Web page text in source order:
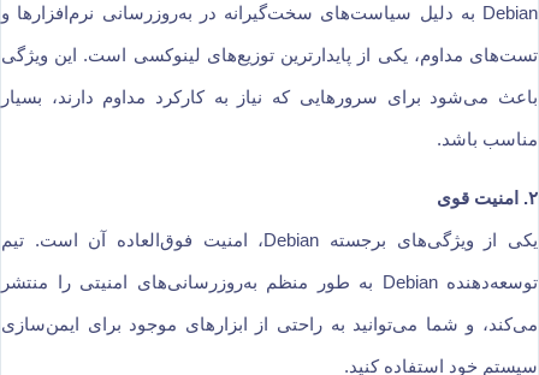
Debian به دلیل سیاست‌های سخت‌گیرانه در به‌روزرسانی نرم‌افزارها و
تست‌های مداوم، یکی از پایدارترین توزیع‌های لینوکسی است. این ویژگی
باعث می‌شود برای سرورهایی که نیاز به کارکرد مداوم دارند، بسیار
مناسب باشد.
۲. امنیت قوی
یکی از ویژگی‌های برجسته Debian، امنیت فوق‌العاده آن است. تیم
توسعه‌دهنده Debian به طور منظم به‌روزرسانی‌های امنیتی را منتشر
می‌کند، و شما می‌توانید به راحتی از ابزارهای موجود برای ایمن‌سازی
سیستم خود استفاده کنید.